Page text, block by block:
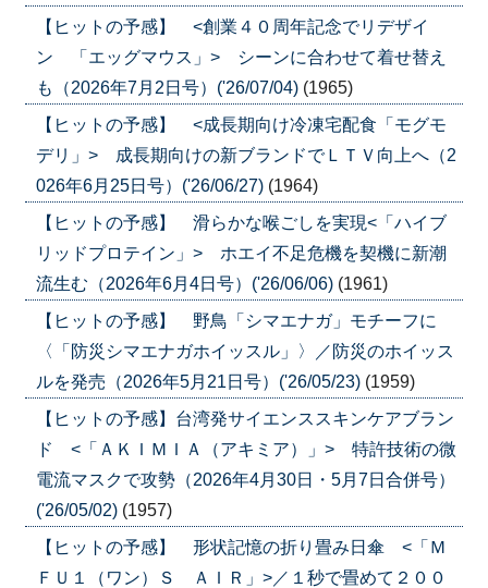
【ヒットの予感】 <創業４０周年記念でリデザイ
ン 「エッグマウス」> シーンに合わせて着せ替え
も（2026年7月2日号）('26/07/04) (1965)
【ヒットの予感】 <成長期向け冷凍宅配食「モグモ
デリ」> 成長期向けの新ブランドでＬＴＶ向上へ（2
026年6月25日号）('26/06/27) (1964)
【ヒットの予感】 滑らかな喉ごしを実現<「ハイブ
リッドプロテイン」> ホエイ不足危機を契機に新潮
流生む（2026年6月4日号）('26/06/06) (1961)
【ヒットの予感】 野鳥「シマエナガ」モチーフに
〈「防災シマエナガホイッスル」〉／防災のホイッス
ルを発売（2026年5月21日号）('26/05/23) (1959)
【ヒットの予感】台湾発サイエンススキンケアブラン
ド <「ＡＫＩＭＩＡ（アキミア）」> 特許技術の微
電流マスクで攻勢（2026年4月30日・5月7日合併号）
('26/05/02) (1957)
【ヒットの予感】 形状記憶の折り畳み日傘 <「Ｍ
ＦＵ１（ワン）Ｓ ＡＩＲ」>／１秒で畳めて２００